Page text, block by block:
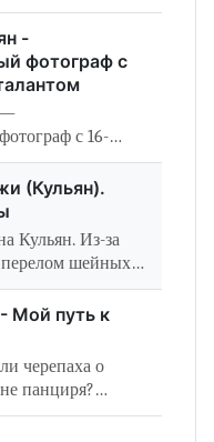
-
фотограф с
—
с 16-
в разных
репортаж.
24
(Кульян).
Кульян. Из-за
шейных
стала инвалидом
всё время
положении.
Мой путь к
черепаха о
панциря?
её собратья